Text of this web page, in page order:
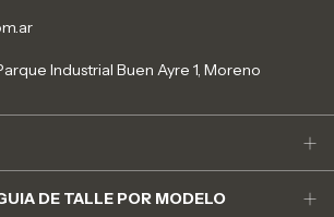
Industrial Buen Ayre 1, Moreno
DE TALLE POR MODELO